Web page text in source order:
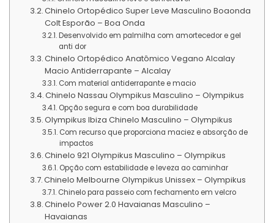
Chinelo Ortopédico Super Leve Masculino Boaonda
Colt Esporão – Boa Onda
Desenvolvido em palmilha com amortecedor e gel
anti dor
Chinelo Ortopédico Anatômico Vegano Alcalay
Macio Antiderrapante – Alcalay
Com material antiderrapante e macio
Chinelo Nassau Olympikus Masculino – Olympikus
Opção segura e com boa durabilidade
Olympikus Ibiza Chinelo Masculino – Olympikus
Com recurso que proporciona maciez e absorção de
impactos
Chinelo 921 Olympikus Masculino – Olympikus
Opção com estabilidade e leveza ao caminhar
Chinelo Melbourne Olympikus Unissex – Olympikus
Chinelo para passeio com fechamento em velcro
Chinelo Power 2.0 Havaianas Masculino –
Havaianas